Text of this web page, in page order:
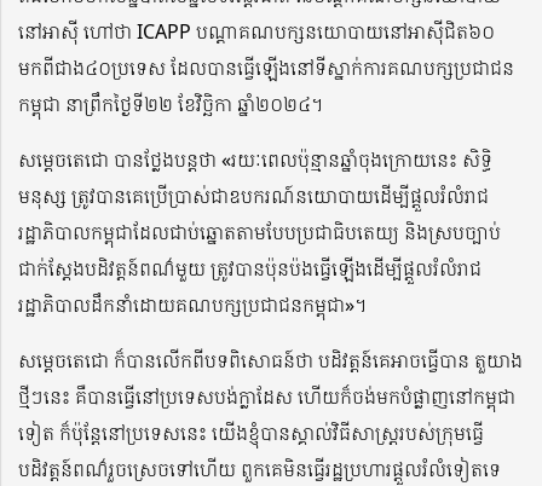
នៅអាស៊ី ហៅថា ICAPP បណ្តាគណបក្សនយោបាយនៅអាស៊ីជិត៦០
មកពីជាង៤០ប្រទេស ដែលបានធ្វើឡើងនៅទីស្នាក់ការគណបក្សប្រជាជន
កម្ពុជា នាព្រឹកថ្ងៃទី២២ ខែវិច្ឆិកា ឆ្នាំ២០២៤។
សម្ដេចតេជោ បានថ្លែងបន្តថា «រយៈពេលប៉ុន្មានឆ្នាំចុងក្រោយនេះ សិទ្ធិ
មនុស្ស ត្រូវបានគេប្រើប្រាស់ជាឧបករណ៍នយោបាយដើម្បីផ្ដួលរំលំរាជ
រដ្ឋាភិបាលកម្ពុជាដែលជាប់ឆ្នោតតាមបែបប្រជាធិបតេយ្យ និងស្របច្បាប់
ជាក់ស្ដែងបដិវត្តន៍ពណ៌មួយ ត្រូវបានប៉ុនប៉ងធ្វើឡើងដើម្បីផ្ដួលរំលំរាជ
រដ្ឋាភិបាលដឹកនាំដោយគណបក្សប្រជាជនកម្ពុជា»។
សម្ដេចតេជោ ក៏បានលើកពីបទពិសោធន៍ថា បដិវត្តន៍គេអាចធ្វើបាន តួយាង
ថ្មីៗនេះ គឺបានធ្វើនៅប្រទេសបង់ក្លាដែស ហើយក៏ចង់មកបំផ្លាញនៅកម្ពុជា
ទៀត ក៏ប៉ុន្តែនៅប្រទេសនេះ យើងខ្ញុំបានស្គាល់វិធីសាស្ត្ររបស់ក្រុមធ្វើ
បដិវត្តន៍ពណ៌រួចស្រេចទៅហើយ ពួកគេមិនធ្វើរដ្ឋប្រហារផ្ដួលរំលំទៀតទេ